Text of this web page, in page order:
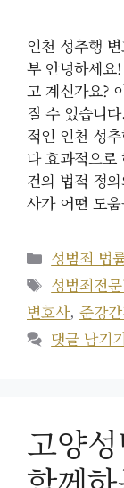
인천 성추행
부 안녕하세요
고 계신가요?
질 수 있습니
적인 인천 성
다 효과적으
건의 법적 정
사가 어떤 도
카
테
고
리
성범죄 법
태
그
성범죄전
변호사, 준강
댓글 남기기
고양